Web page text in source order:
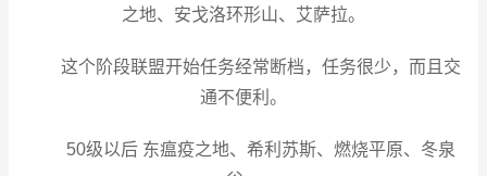
之地、安戈洛环形山、艾萨拉。
这个阶段联盟开始任务经常断档，任务很少，而且交
通不便利。
50级以后 东瘟疫之地、希利苏斯、燃烧平原、冬泉